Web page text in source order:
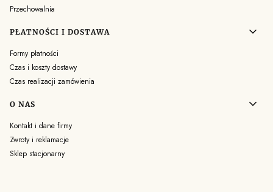
Przechowalnia
PŁATNOŚCI I DOSTAWA
Formy płatności
Czas i koszty dostawy
Czas realizacji zamówienia
O NAS
Kontakt i dane firmy
Zwroty i reklamacje
Sklep stacjonarny